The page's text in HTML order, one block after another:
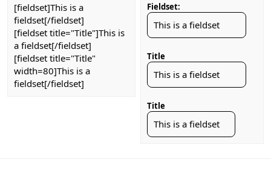
[fieldset]This is a
fieldset[/fieldset]
[fieldset title="Title"]This is
a fieldset[/fieldset]
[fieldset title="Title"
width=80]This is a
fieldset[/fieldset]
Fieldset:
This is a fieldset
Title
This is a fieldset
Title
This is a fieldset